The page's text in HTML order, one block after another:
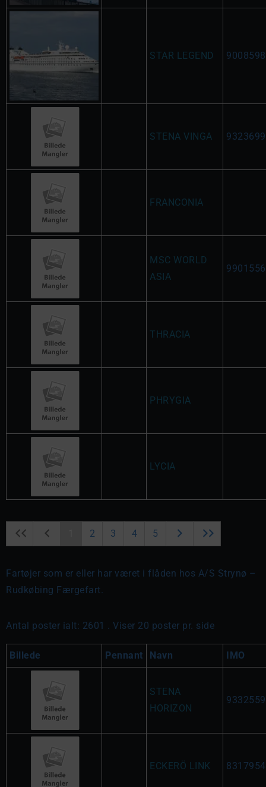
STAR LEGEND 9008598
STENA VINGA 9323699
FRANCONIA
MSC WORLD
ASIA
9901556
THRACIA
PHRYGIA
LYCIA
2 3 4 5
Fartøjer som er eller har været i flåden hos A/S Strynø –
Rudkøbing Færgefart.
Antal poster ialt: 2601 . Viser 20 poster pr. side
Billede Pennant Navn IMO
STENA
HORIZON
9332559
ECKERÖ LINK 8317954